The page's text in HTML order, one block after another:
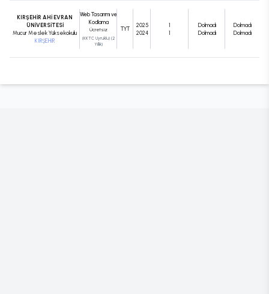
KIRŞEHİR AHİ EVRAN
ÜNİVERSİTESİ
Mucur Meslek Yüksekokulu
KIRŞEHİR
Web Tasarımı ve
Kodlama
Ücretsiz
(KKTC Uyruklu) (2
Yıllık)
TYT
2025
2024
1
1
Dolmadı
Dolmadı
Dolmadı
Dolmadı